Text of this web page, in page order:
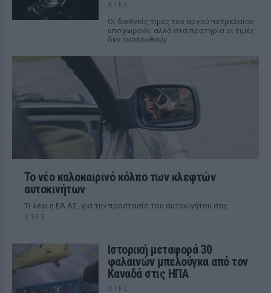
ΧΤΕΣ
Οι διεθνείς τιμές του αργού πετρελαίου
υποχωρούν, αλλά στα πρατήρια οι τιμές
δεν ακολουθούν
Το νέο καλοκαιρινό κόλπο των κλεφτών
αυτοκινήτων
Tι λέει η ΕΛ.ΑΣ. για την προστασία του αυτοκινήτου σας
ΧΤΕΣ
Ιστορική μεταφορά 30
φαλαινών μπελούγκα από τον
Καναδά στις ΗΠΑ
ΧΤΕΣ